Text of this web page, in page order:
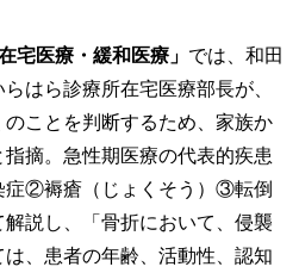
宅医療・緩和医療」 では、和田
はら診療所在宅医療部長が、
ことを判断するため、家族か
摘。急性期医療の代表的疾患
症②褥瘡（じょくそう）③転倒
説し、「骨折において、侵襲
、患者の年齢、活動性、認知